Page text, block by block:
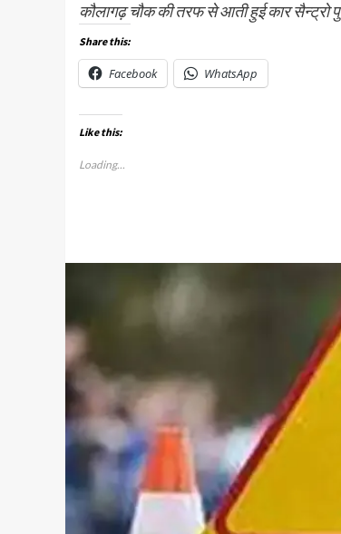
कौलागढ़ चौक की तरफ से आती हुई कार सैन्ट्रो
Share this:
Facebook WhatsApp
Like this:
Loading...